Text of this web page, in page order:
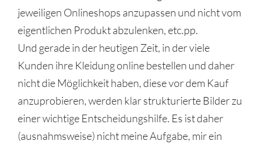
jeweiligen Onlineshops anzupassen und nicht vom
eigentlichen Produkt abzulenken, etc.pp.
Und gerade in der heutigen Zeit, in der viele
Kunden ihre Kleidung online bestellen und daher
nicht die Möglichkeit haben, diese vor dem Kauf
anzuprobieren, werden klar strukturierte Bilder zu
einer wichtige Entscheidungshilfe. Es ist daher
(ausnahmsweise) nicht meine Aufgabe, mir ein